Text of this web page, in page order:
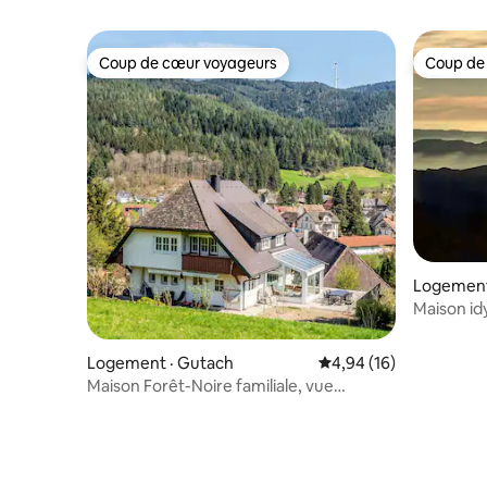
Coup de cœur voyageurs
Coup de cœur voyageurs
Logement · Gutach Note moyenne de
4,94 (16)
Maison Forêt-Noire familiale, vue
Coup
Coup
Maison